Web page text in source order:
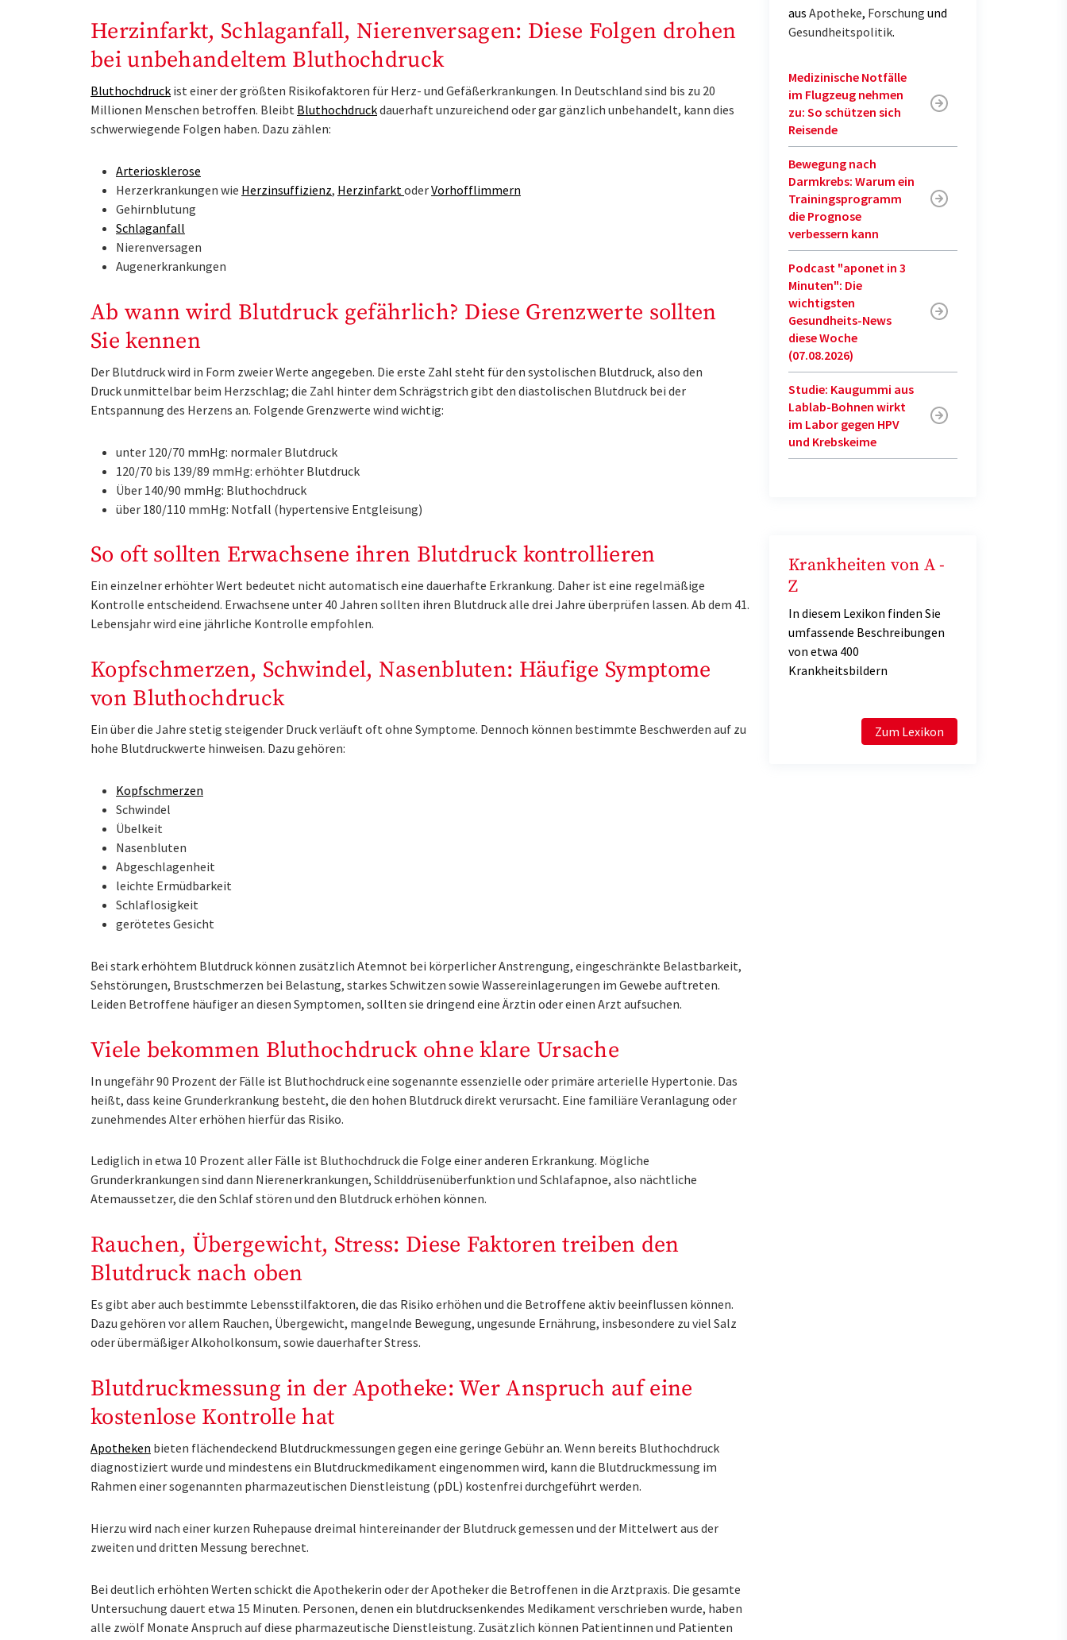
Herzinfarkt, Schlaganfall, Nierenversagen: Diese Folgen drohen
bei unbehandeltem Bluthochdruck
Bluthochdruck ist einer der größten Risikofaktoren für Herz- und Gefäßerkrankungen. In Deutschland sind bis zu 20
Millionen Menschen betroffen. Bleibt Bluthochdruckdauerhaft unzureichend oder gar gänzlich unbehandelt, kann dies
schwerwiegende Folgen haben. Dazu zählen:
Arteriosklerose
Herzerkrankungen wie Herzinsuffizienz, Herzinfarkt oderVorhofflimmern
Gehirnblutung
Schlaganfall
Nierenversagen
Augenerkrankungen
Ab wann wird Blutdruck gefährlich? Diese Grenzwerte sollten
Sie kennen
Der Blutdruck wird in Form zweier Werte angegeben. Die erste Zahl steht für den systolischen Blutdruck, also den
Druck unmittelbar beim Herzschlag; die Zahl hinter dem Schrägstrich gibt den diastolischen Blutdruck bei der
Entspannung des Herzens an. Folgende Grenzwerte wind wichtig:
unter 120/70 mmHg: normaler Blutdruck
120/70 bis 139/89 mmHg: erhöhter Blutdruck
Über 140/90 mmHg: Bluthochdruck
über 180/110 mmHg: Notfall (hypertensive Entgleisung)
So oft sollten Erwachsene ihren Blutdruck kontrollieren
Ein einzelner erhöhter Wert bedeutet nicht automatisch eine dauerhafte Erkrankung. Daher ist eine regelmäßige
Kontrolle entscheidend. Erwachsene unter 40 Jahren sollten ihren Blutdruck alle drei Jahre überprüfen lassen. Ab dem 41.
Lebensjahr wird eine jährliche Kontrolle empfohlen.
Kopfschmerzen, Schwindel, Nasenbluten: Häufige Symptome
von Bluthochdruck
Ein über die Jahre stetig steigender Druck verläuft oft ohne Symptome. Dennoch können bestimmte Beschwerden auf zu
hohe Blutdruckwerte hinweisen. Dazu gehören:
Kopfschmerzen
Schwindel
Übelkeit
Nasenbluten
Abgeschlagenheit
leichte Ermüdbarkeit
Schlaflosigkeit
gerötetes Gesicht
Bei stark erhöhtem Blutdruck können zusätzlich Atemnot bei körperlicher Anstrengung, eingeschränkte Belastbarkeit,
Sehstörungen, Brustschmerzen bei Belastung, starkes Schwitzen sowie Wassereinlagerungen im Gewebe auftreten.
Leiden Betroffene häufiger an diesen Symptomen, sollten sie dringend eine Ärztin oder einen Arzt aufsuchen.
Viele bekommen Bluthochdruck ohne klare Ursache
In ungefähr 90 Prozent der Fälle ist Bluthochdruck eine sogenannte essenzielle oder primäre arterielle Hypertonie. Das
heißt, dass keine Grunderkrankung besteht, die den hohen Blutdruck direkt verursacht. Eine familiäre Veranlagung oder
zunehmendes Alter erhöhen hierfür das Risiko.
Lediglich in etwa 10 Prozent aller Fälle ist Bluthochdruck die Folge einer anderen Erkrankung. Mögliche
Grunderkrankungen sind dann Nierenerkrankungen, Schilddrüsenüberfunktion und Schlafapnoe, also nächtliche
Atemaussetzer, die den Schlaf stören und den Blutdruck erhöhen können.
Rauchen, Übergewicht, Stress: Diese Faktoren treiben den
Blutdruck nach oben
Es gibt aber auch bestimmte Lebensstilfaktoren, die das Risiko erhöhen und die Betroffene aktiv beeinflussen können.
Dazu gehören vor allem Rauchen, Übergewicht, mangelnde Bewegung, ungesunde Ernährung, insbesondere zu viel Salz
oder übermäßiger Alkoholkonsum, sowie dauerhafter Stress.
Blutdruckmessung in der Apotheke: Wer Anspruch auf eine
kostenlose Kontrolle hat
Apotheken bieten flächendeckend Blutdruckmessungen gegen eine geringe Gebühr an. Wenn bereits Bluthochdruck
diagnostiziert wurde und mindestens ein Blutdruckmedikament eingenommen wird, kann die Blutdruckmessung im
Rahmen einer sogenannten pharmazeutischen Dienstleistung (pDL) kostenfrei durchgeführt werden.
Hierzu wird nach einer kurzen Ruhepause dreimal hintereinander der Blutdruck gemessen und der Mittelwert aus der
zweiten und dritten Messung berechnet.
Bei deutlich erhöhten Werten schickt die Apothekerin oder der Apotheker die Betroffenen in die Arztpraxis. Die gesamte
Untersuchung dauert etwa 15 Minuten. Personen, denen ein blutdrucksenkendes Medikament verschrieben wurde, haben
alle zwölf Monate Anspruch auf diese pharmazeutische Dienstleistung. Zusätzlich können Patientinnen und Patienten
aus Apotheke, Forschung und
Gesundheitspolitik.
Medizinische Notfälle
im Flugzeug nehmen
zu: So schützen sich
Reisende
Bewegung nach
Darmkrebs: Warum ein
Trainingsprogramm
die Prognose
verbessern kann
Podcast "aponet in 3
Minuten": Die
wichtigsten
Gesundheits-News
diese Woche
(07.08.2026)
Studie: Kaugummi aus
Lablab-Bohnen wirkt
im Labor gegen HPV
und Krebskeime
Krankheiten von A -
Z
In diesem Lexikon finden Sie
umfassende Beschreibungen
von etwa 400
Krankheitsbildern
Zum Lexikon